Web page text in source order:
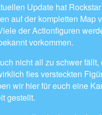
Update hat
auf der kompletten Map
der Actionfiguren
vorkommen.
nicht all zu schwer fällt,
fies versteckten
wir hier für euch eine
gestellt.